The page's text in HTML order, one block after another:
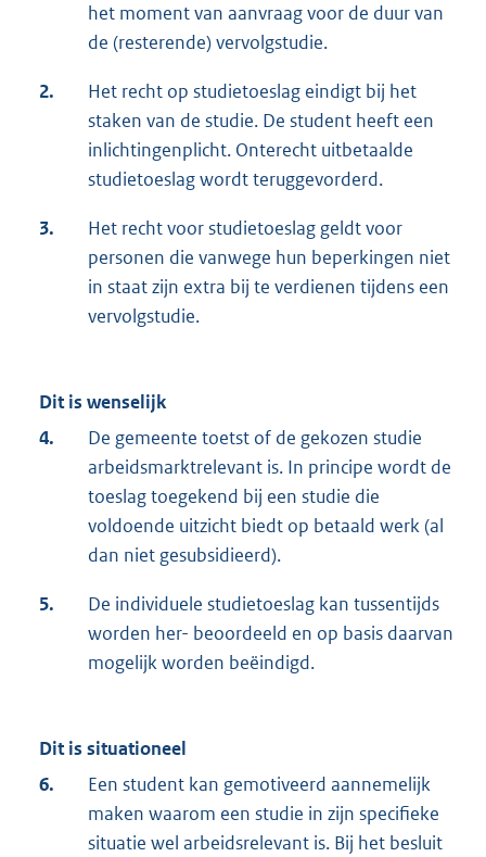
het moment van aanvraag voor de duur van
de (resterende) vervolgstudie.
2.
Het recht op studietoeslag eindigt bij het
staken van de studie. De student heeft een
inlichtingenplicht. Onterecht uitbetaalde
studietoeslag wordt teruggevorderd.
3.
Het recht voor studietoeslag geldt voor
personen die vanwege hun beperkingen niet
in staat zijn extra bij te verdienen tijdens een
vervolgstudie.
Dit is wenselijk
4.
De gemeente toetst of de gekozen studie
arbeidsmarktrelevant is. In principe wordt de
toeslag toegekend bij een studie die
voldoende uitzicht biedt op betaald werk (al
dan niet gesubsidieerd).
5.
De individuele studietoeslag kan tussentijds
worden her- beoordeeld en op basis daarvan
mogelijk worden beëindigd.
Dit is situationeel
6.
Een student kan gemotiveerd aannemelijk
maken waarom een studie in zijn specifieke
situatie wel arbeidsrelevant is. Bij het besluit